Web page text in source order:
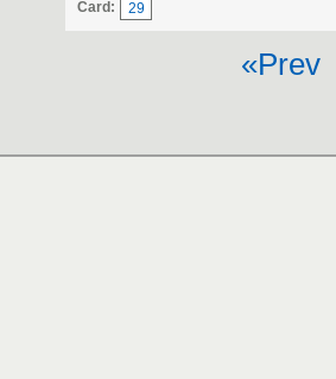
Card: 29
«Prev